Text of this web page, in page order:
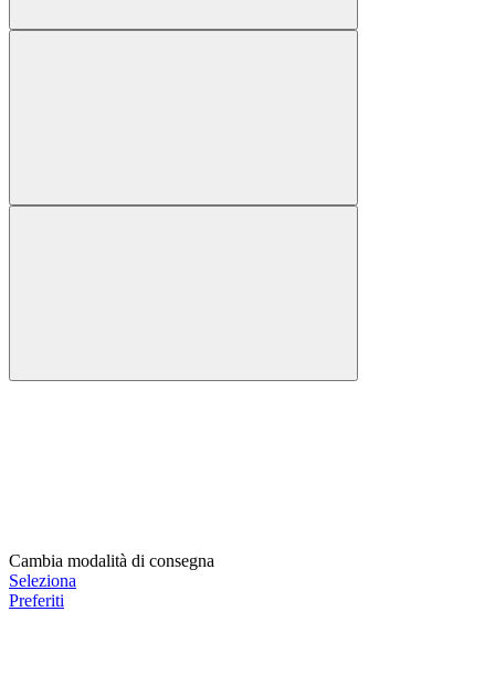
Cambia modalità di consegna
Seleziona
Preferiti